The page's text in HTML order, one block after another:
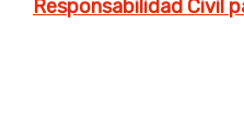
Responsabilidad Civil